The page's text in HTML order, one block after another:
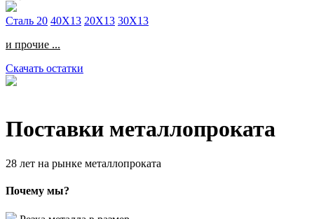
Сталь 20 40Х13 20Х13 30Х13
и прочие ...
Скачать остатки
Поставки металлопроката
28 лет на рынке металлопроката
Почему мы?